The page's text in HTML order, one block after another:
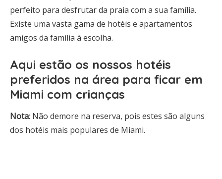
perfeito para desfrutar da praia com a sua família.
Existe uma vasta gama de hotéis e apartamentos
amigos da família à escolha.
Aqui estão os nossos hotéis
preferidos na área para ficar em
Miami com crianças
Nota: Não demore na reserva, pois estes são alguns
dos hotéis mais populares de Miami.